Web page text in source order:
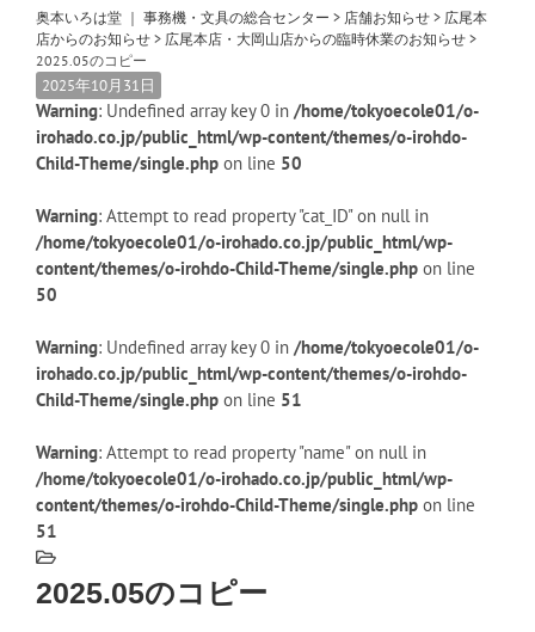
奥本いろは堂 ｜ 事務機・文具の総合センター > 店舗お知らせ > 広尾本
店からのお知らせ > 広尾本店・大岡山店からの臨時休業のお知らせ >
2025.05のコピー
2025年10月31日
Warning: Undefined array key 0 in /home/tokyoecole01/o-
irohado.co.jp/public_html/wp-content/themes/o-irohdo-
Child-Theme/single.php on line 50
Warning: Attempt to read property "cat_ID" on null in
/home/tokyoecole01/o-irohado.co.jp/public_html/wp-
content/themes/o-irohdo-Child-Theme/single.php on line
50
Warning: Undefined array key 0 in /home/tokyoecole01/o-
irohado.co.jp/public_html/wp-content/themes/o-irohdo-
Child-Theme/single.php on line 51
Warning: Attempt to read property "name" on null in
/home/tokyoecole01/o-irohado.co.jp/public_html/wp-
content/themes/o-irohdo-Child-Theme/single.php on line
51
2025.05のコピー